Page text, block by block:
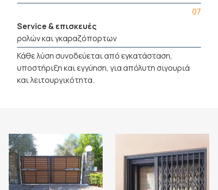
07
Service & επισκευές
ρολών και γκαραζόπορτων
Κάθε λύση συνοδεύεται από εγκατάσταση,
υποστήριξη και εγγύηση, για απόλυτη σιγουριά
και λειτουργικότητα.